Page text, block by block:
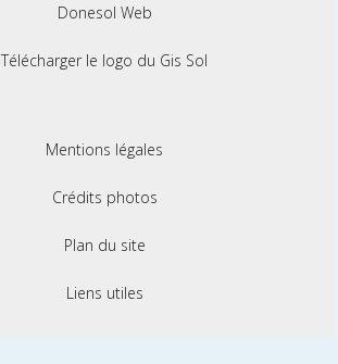
Donesol Web
Télécharger le logo du Gis Sol
Mentions légales
Crédits photos
Plan du site
Liens utiles